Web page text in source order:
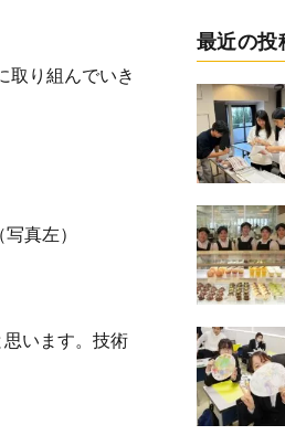
取り組んでいき
真左）
います。技術
最近の投